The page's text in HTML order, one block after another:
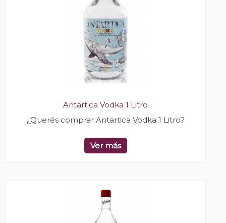
Antartica Vodka 1 Litro
¿Querés comprar Antartica Vodka 1 Litro?
Ver más